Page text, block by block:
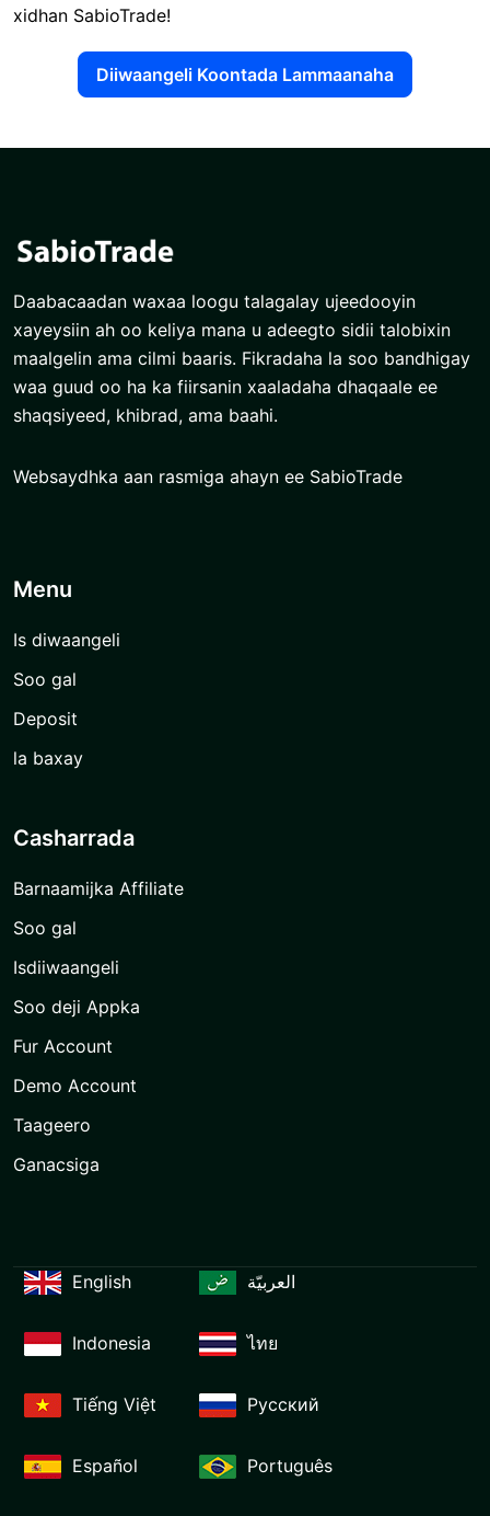
xidhan SabioTrade!
Diiwaangeli Koontada Lammaanaha
Daabacaadan waxaa loogu talagalay ujeedooyin
xayeysiin ah oo keliya mana u adeegto sidii talobixin
maalgelin ama cilmi baaris. Fikradaha la soo bandhigay
waa guud oo ha ka fiirsanin xaaladaha dhaqaale ee
shaqsiyeed, khibrad, ama baahi.
Websaydhka aan rasmiga ahayn ee SabioTrade
Menu
Is diwaangeli
Soo gal
Deposit
la baxay
Casharrada
Barnaamijka Affiliate
Soo gal
Isdiiwaangeli
Soo deji Appka
Fur Account
Demo Account
Taageero
Ganacsiga
English العربيّة
Indonesia ไทย
Tiếng Việt Русский
Español Português